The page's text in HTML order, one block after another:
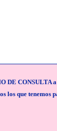
DE CONSULTA
los que tenemos